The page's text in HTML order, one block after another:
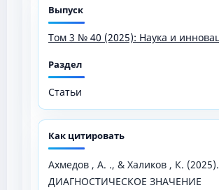
Выпуск
Том 3 № 40 (2025): Наука и
Раздел
Статьи
Как цитировать
Ахмедов , А. ., & Халиков , К. (2025).
ДИАГНОСТИЧЕСКОЕ ЗНАЧЕНИЕ